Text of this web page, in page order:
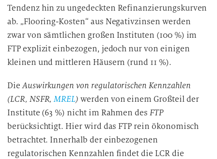
Tendenz hin zu ungedeckten Refinanzierungskurven
ab. „Flooring-Kosten“ aus Negativzinsen werden
zwar von sämtlichen großen Instituten (100 %) im
FTP explizit einbezogen, jedoch nur von einigen
kleinen und mittleren Häusern (rund 11 %).
DieAuswirkungen von regulatorischen Kennzahlen
(LCR, NSFR,MREL) werden von einem Großteil der
Institute (63 %) nicht im Rahmen desFTP
berücksichtigt. Hier wird das FTP rein ökonomisch
betrachtet. Innerhalb der einbezogenen
regulatorischen Kennzahlen findet die LCR die